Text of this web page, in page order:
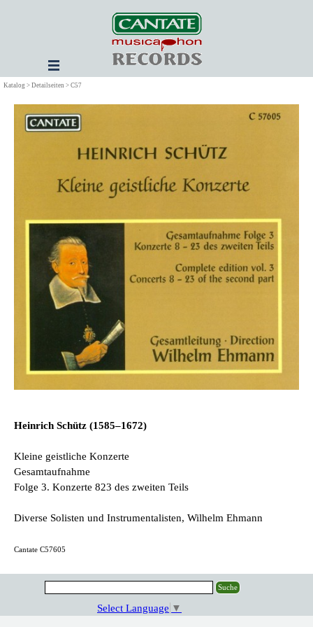
Menü überspringen
Katalog > Detailseiten > C57
Heinrich Schütz (1585–1672)
Kleine geistliche Konzerte
Gesamtaufnahme
Folge 3. Konzerte 8­23 des zweiten Teils
Diverse Solisten und Instrumentalisten, Wilhelm Ehmann
Cantate C57605
Select Language ▼
Suche